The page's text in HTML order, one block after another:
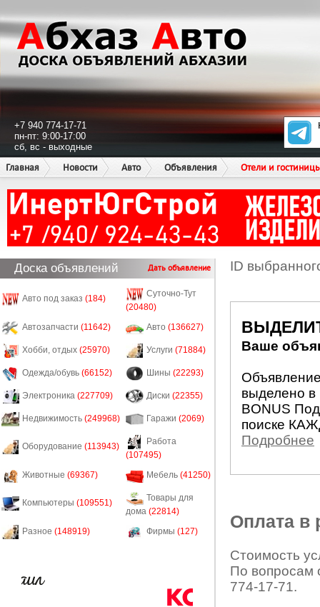
+7 940 774-17-71
пн-пт: 9:00-17:00
сб, вс - выходные
Главная
Новости Авто Объявления Отели и
Доска объявлений Дать объявление
Авто под заказ (184)
Суточно-Тут
(20480)
Автозапчасти (11642) Авто (136627)
Хобби, отдых (25970) Услуги (71884)
Одежда/обувь (66152) Шины (22293)
Электроника (227709) Диски (22355)
Недвижимость (249968) Гаражи (2069)
Оборудование (113943)
Работа
(107495)
Животные (69367) Мебель (41250)
Компьютеры (109551)
Товары для
дома (22814)
Разное (148919) Фирмы (127)
ID
Ваше
выделено в
BONUS
поиске
Подробнее
Оплата в
Стоимость
По вопросам
774-17-71.